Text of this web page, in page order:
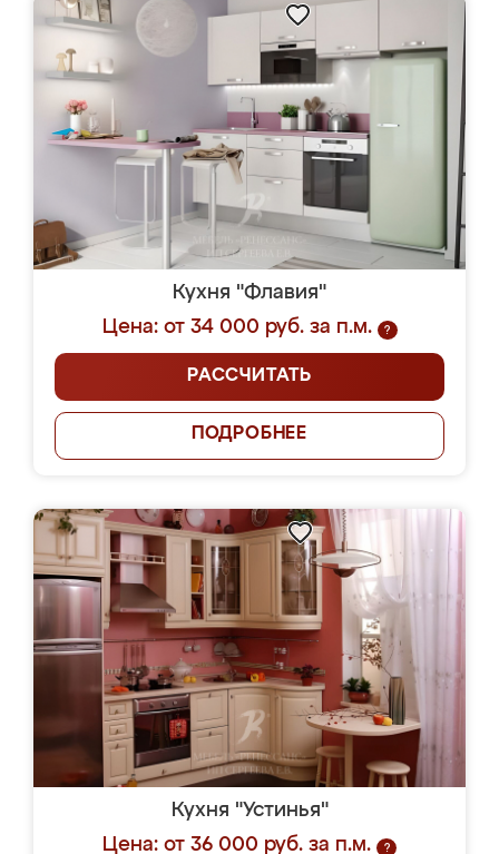
Кухня "Флавия"
Цена: от 34 000 руб. за п.м.
?
РАССЧИТАТЬ
ПОДРОБНЕЕ
Кухня "Устинья"
Цена: от 36 000 руб. за п.м.
?